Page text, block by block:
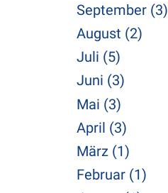
September (3)
August (2)
Juli (5)
Juni (3)
Mai (3)
April (3)
März (1)
Februar (1)